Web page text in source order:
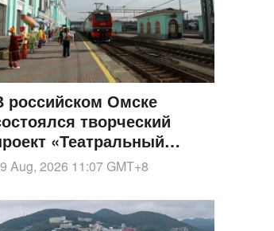
российском Омске
творческий
«Театральный
с участием 5 тысяч
артистов
Aug, 2026 11:07GMT+8